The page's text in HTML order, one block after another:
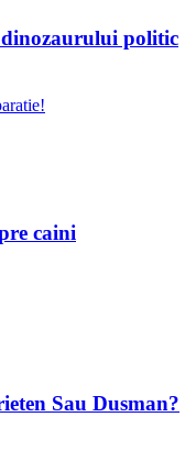
politic
caini
Sau Dusman?